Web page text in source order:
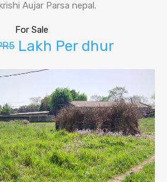
Aujar Parsa nepal.
For Sale
Lakh Per dhur